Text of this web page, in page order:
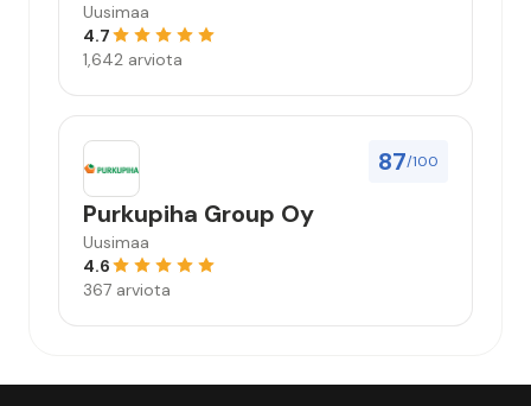
Uusimaa
4.7
1,642 arviota
87/100
Purkupiha Group Oy
Uusimaa
4.6
367 arviota